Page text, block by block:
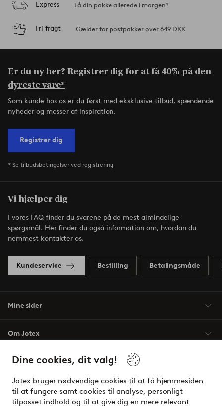
Dine cookies, dit valg!
Jotex bruger nødvendige cookies til at få hjemmesiden
til at fungere samt cookies til analyse, personligt
tilpasset indhold og til at give dig en mere relevant
Express Få din pakke allerede i morgen*
Fri fragt Gælder for postpakker over 649 DKK
Er du ny her? Registrer dig for at få40% på den
dyreste vare*
Som kunde hos os er du først med eksklusive tilbud, spændende
nyheder og masser af inspiration.
Registrer dig
* Se tilbudsbetingelser ved registrering
Vi hjælper dig
I vores FAQ finder du svarene på de mest almindelige
spørgsmål. Her finder du også information om, hvordan du
nemmest kontakter os.
Kundeservice Bestilling Betalingsmåde
Mine sider
Om Jotex
Vilkår
Venner